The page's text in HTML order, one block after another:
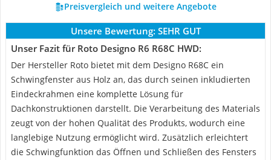
Preisvergleich und weitere Angebote
Unsere Bewertung: SEHR GUT
Unser Fazit für Roto Designo R6 R68C HWD:
Der Hersteller Roto bietet mit dem Designo R68C ein
Schwingfenster aus Holz an, das durch seinen inkludierten
Eindeckrahmen eine komplette Lösung für
Dachkonstruktionen darstellt. Die Verarbeitung des Materials
zeugt von der hohen Qualität des Produkts, wodurch eine
langlebige Nutzung ermöglicht wird. Zusätzlich erleichtert
die Schwingfunktion das Öffnen und Schließen des Fensters